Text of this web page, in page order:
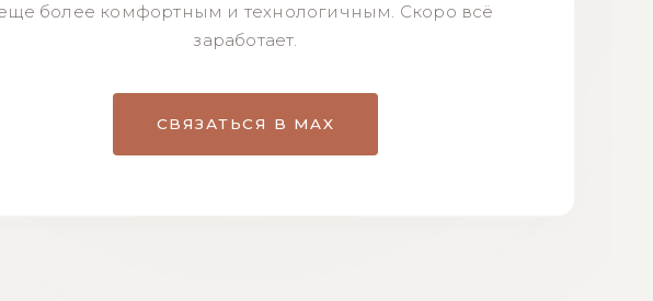
более комфортным и технологичным. Скоро всё
заработает.
СВЯЗАТЬСЯ В MAX